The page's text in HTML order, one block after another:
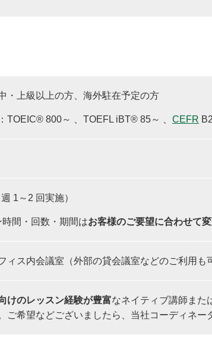
・上級以上の方、海外駐在予定の方
TOEIC® 800～ 、TOEFL iBT® 85～ 、 CEFR
1～2 回実施）
時間・回数・期間はお客様のご要望に合わせて
ィス内会議室（外部の貸会議室などのご利用も
けのレッスン経験が豊富なネイティブ講師また
ご希望などございましたら、当社コーディネー